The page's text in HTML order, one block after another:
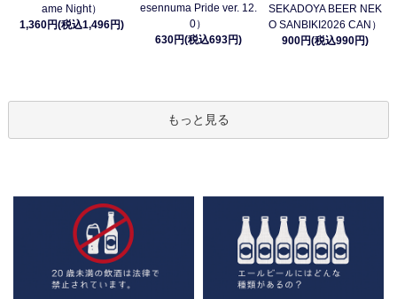
ame Night）
1,360円(税込1,496円)
esennuma Pride ver. 12.
0）
630円(税込693円)
SEKADOYA BEER NEK
O SANBIKI2026 CAN）
900円(税込990円)
もっと見る